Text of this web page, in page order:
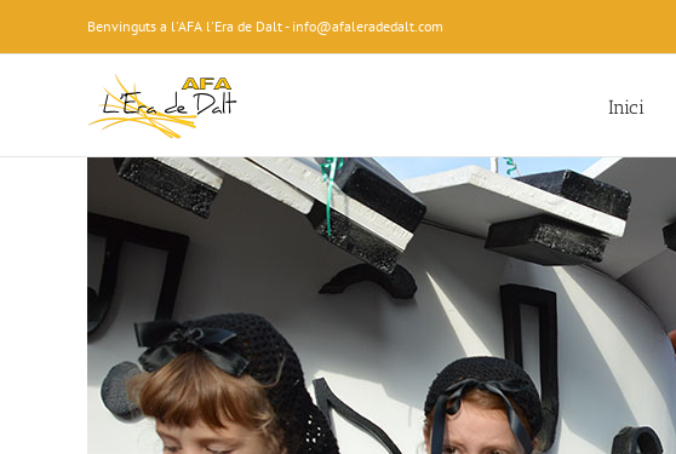
content
Benvinguts a l'AFA l'Era de Dalt - info@afaleradedalt.com
Inici
View
Larger
Image